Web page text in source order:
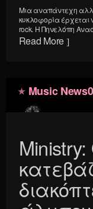
Μια αναπάντεχη
κυκλοφορία έρχεται
rock. Η Πηνελόπη
Read More
Music News